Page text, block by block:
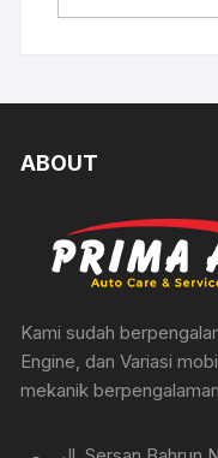
ABOUT
Kami sudah
Engine, dan Variasi
mekanik